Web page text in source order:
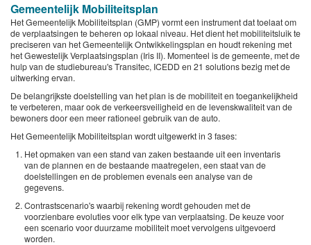
Gemeentelijk Mobiliteitsplan
Het Gemeentelijk Mobiliteitsplan (GMP) vormt een instrument dat toelaat om
de verplaatsingen te beheren op lokaal niveau. Het dient het mobiliteitsluik te
preciseren van het Gemeentelijk Ontwikkelingsplan en houdt rekening met
het Gewestelijk Verplaatsingsplan (Iris II). Momenteel is de gemeente, met de
hulp van de studiebureau's Transitec, ICEDD en 21 solutions bezig met de
uitwerking ervan.
De belangrijkste doelstelling van het plan is de mobiliteit en toegankelijkheid
te verbeteren, maar ook de verkeersveiligheid en de levenskwaliteit van de
bewoners door een meer rationeel gebruik van de auto.
Het Gemeentelijk Mobiliteitsplan wordt uitgewerkt in 3 fases:
Het opmaken van een stand van zaken bestaande uit een inventaris
van de plannen en de bestaande maatregelen, een staat van de
doelstellingen en de problemen evenals een analyse van de
gegevens.
Contrastscenario's waarbij rekening wordt gehouden met de
voorzienbare evoluties voor elk type van verplaatsing. De keuze voor
een scenario voor duurzame mobiliteit moet vervolgens uitgevoerd
worden.